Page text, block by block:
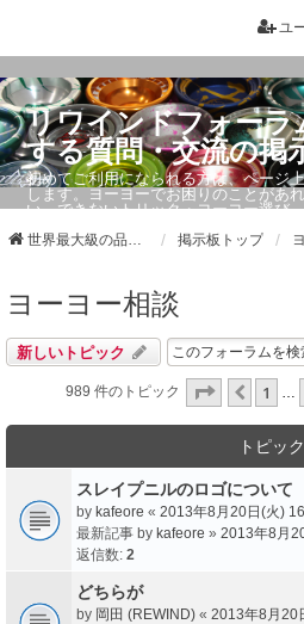
ユ
リワインドフォーラ
する質問・交流の掲
初めてご利用になられる方は、ページ
します。ヨーヨーでお困りのことがあ
い。できないトリック・ヨーヨー選び
世界最大級の品ぞろえ ヨーヨーストア「リワインド」 掲示板トップ
ヨーヨー相談
新しいトピック
989 件のトピック ページ40 ／
１つ
1
トピック
スレイプニルのロゴについて
by kafeore « 2013年8月20日(火)
最新記事 by kafeore » 2013年8月
返信数: 2
どちらが
by 岡田 (REWIND) « 2013年8月20